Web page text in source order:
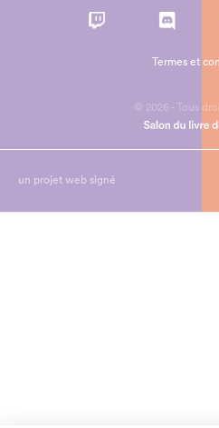
© 2026 - Tous
Termes et
un projet web signé